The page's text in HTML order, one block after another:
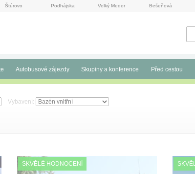
Štúrovo Podhájska Velký Meder Bešeňová
Autobusové zájezdy Skupiny a konference Před cestou
Vybavení:
SKVĚLÉ HODNOCENÍ